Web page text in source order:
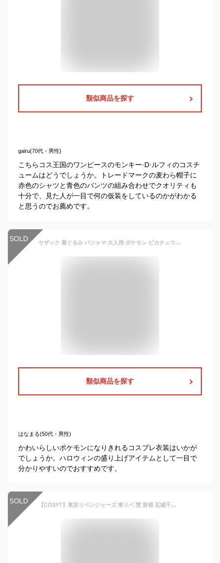
類似商品を探す
gairu(70代・男性)
こちらコス王国のワンピースのモンキー·D·ルフィのコスチ
ュームはどうでしょうか。トレードマークの麦わら帽子に
赤色のシャツと青色のパンツの組み合わせでクオリティも
十分で、見た人が一目で何の仮装をしているのかがわかる
と思うのでお薦めです。
SOLD サザック 着ぐるみ パジャマ 大人用 ポケモン ピカチュウ リザードン ヒトカゲ カビゴン イーブイ コスプレ ハロウィン かわいい 仮装 イベント ヤドン レディース メンズ
類似商品を探す
はなまる(50代・男性)
かわいらしいポケモンになりきれるコスプレ衣装はいかが
でしょうか。ハロウィンの盛り上げアイテムとして一目で
分かりやすいのでおすすめです。
SOLD 【COSYT】東京リベンジャーズ 東リベ 梵 首領 瓦城千咒 明司千壽 ジャージ 上下セット コスプレ衣装 コスチューム 漫画 マンガ アニメ 仮装 変装 かっこいい コス cosplay イベント パーティ